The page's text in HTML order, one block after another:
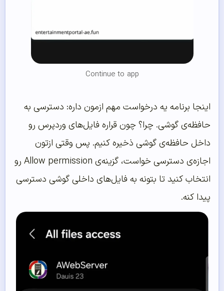
Continue to app
اینجا برنامه یه درخواست مهم ازمون داره: دسترسی به
حافظه‌ی گوشی. چرا؟ چون قراره فایل‌های وردپرس رو
داخل حافظه‌ی گوشی ذخیره کنیم. پس وقتی ازتون
اجازه‌ی دسترسی خواست، گزینه‌ی Allow permission رو
انتخاب کنید تا بتونه به فایل‌های داخلی گوشی دسترسی
پیدا کنه.